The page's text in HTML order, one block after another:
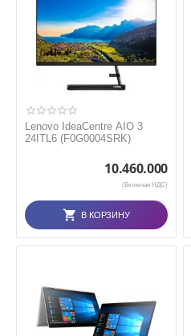
Lenovo IdeaCentre AIO 3
24ITL6 (F0G0004SRK)
10.460.000
(Включая НДС)
В КОРЗИНУ